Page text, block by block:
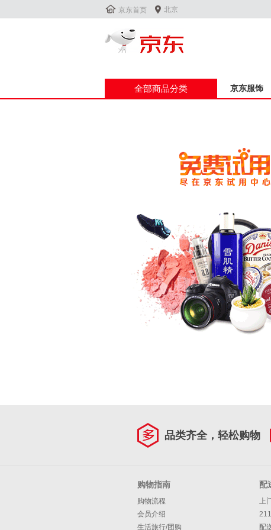
 京东首页  北京
全部商品分类 京东服饰
品类齐全，轻松购物
购物指南
购物流程
会员介绍
生活旅行/团购
配
上
配